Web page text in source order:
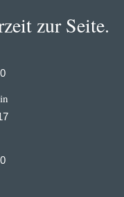
zur Seite.